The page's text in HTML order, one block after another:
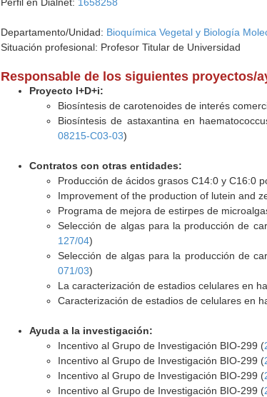
Departamento/Unidad: Bioquímica Vegetal y Biología
Situación profesional: Profesor Titular de Universidad
Responsable de los siguientes proyectos/
Proyecto I+D+i:
Biosíntesis de carotenoides de interés
Biosíntesis de astaxantina en
08215-C03-03)
Contratos con otras entidades:
Producción de ácidos grasos C14:0 y C16:0
Improvement of the production of lutein and
Programa de mejora de estirpes de
Selección de algas para la producción de
127/04)
Selección de algas para la producción de
071/03)
La caracterización de estadios celulares en
Caracterización de estadios de celulares en
Ayuda a la investigación:
Incentivo al Grupo de Investigación BIO-299 (
Incentivo al Grupo de Investigación BIO-299 (
Incentivo al Grupo de Investigación BIO-299 (
Incentivo al Grupo de Investigación BIO-299 (